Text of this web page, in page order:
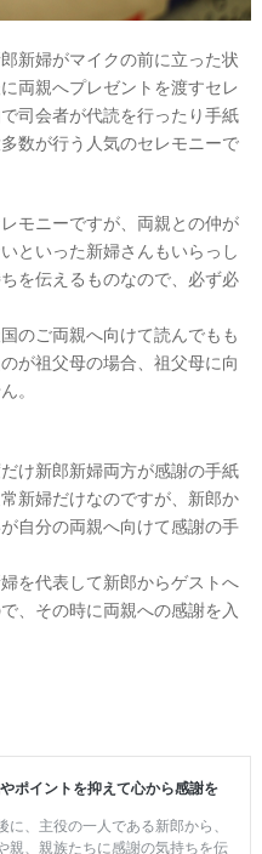
新婦がマイクの前に立った状
両親へプレゼントを渡すセレ
司会者が代読を行ったり手紙
数が行う人気のセレモニーで
モニーですが、両親との仲が
といった新婦さんもいらっし
を伝えるものなので、必ず必
のご両親へ向けて読んでもも
が祖父母の場合、祖父母に向
。
け新郎新婦両方が感謝の手紙
新婦だけなのですが、新郎か
自分の両親へ向けて感謝の手
を代表して新郎からゲストへ
、その時に両親への感謝を入